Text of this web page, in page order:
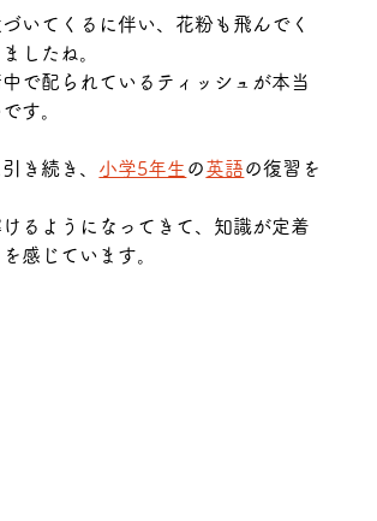
いてくるに伴い、花粉も飛んでく
したね。
で配られているティッシュが本当
す。
き続き、 小学5年生 の英語の復習を
るようになってきて、知識が定着
感じています。